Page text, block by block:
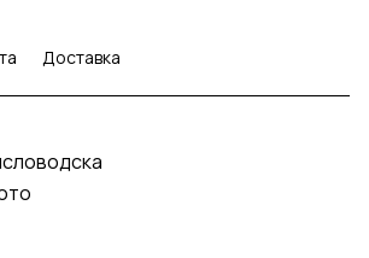
Доставка